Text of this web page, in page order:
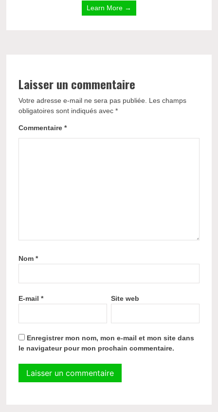
Learn More →
Laisser un commentaire
Votre adresse e-mail ne sera pas publiée.
Les champs
obligatoires sont indiqués avec*
Commentaire*
Nom*
E-mail* Site web
Enregistrer mon nom, mon e-mail et mon site dans
le navigateur pour mon prochain commentaire.